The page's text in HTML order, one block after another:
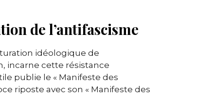
de l’antifascisme
idéologique de
incarne cette résistance
publie le « Manifeste des
riposte avec son « Manifeste des